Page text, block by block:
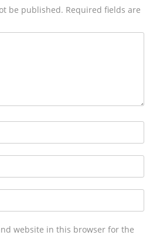
be published. Required fields are
website in this browser for the